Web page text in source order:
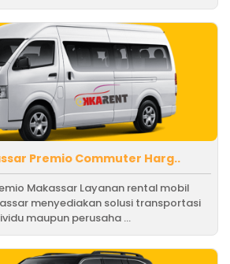
Premio Commuter Harg..
Makassar Layanan rental mobil
menyediakan solusi transportasi
maupun perusaha ...